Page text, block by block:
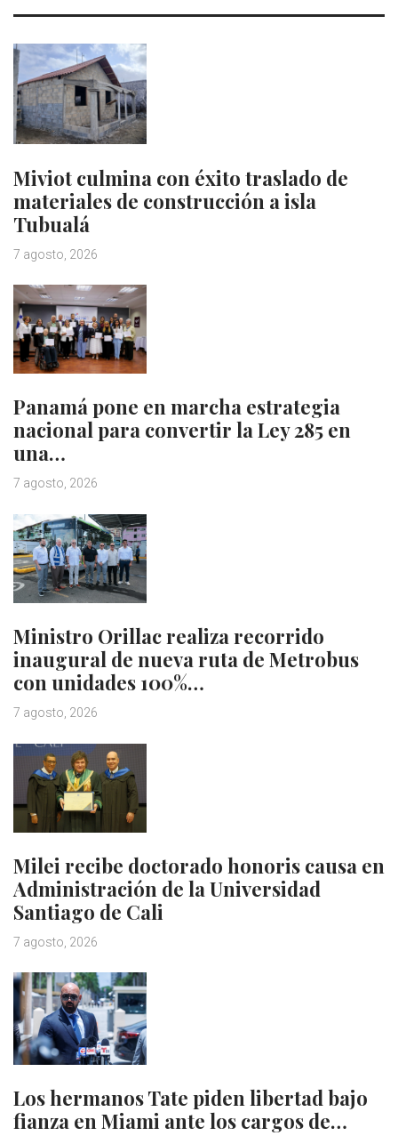
Miviot culmina con éxito traslado de
materiales de construcción a isla
Tubualá
7 agosto, 2026
Panamá pone en marcha estrategia
nacional para convertir la Ley 285 en
una…
7 agosto, 2026
Ministro Orillac realiza recorrido
inaugural de nueva ruta de Metrobus
con unidades 100%…
7 agosto, 2026
Milei recibe doctorado honoris causa en
Administración de la Universidad
Santiago de Cali
7 agosto, 2026
Los hermanos Tate piden libertad bajo
fianza en Miami ante los cargos de…